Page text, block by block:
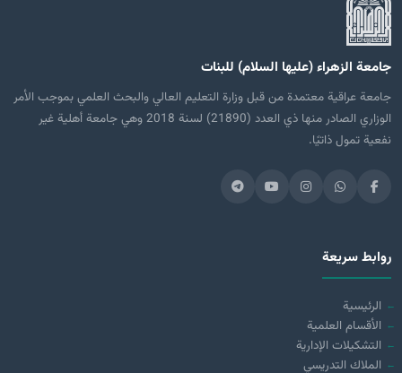
جامعة الزهراء (عليها السلام) للبنات
جامعة عراقية معتمدة من قبل وزارة التعليم العالي والبحث العلمي بموجب الأمر
الوزاري الصادر منها ذي العدد (21890) لسنة 2018 وهي جامعة أهلية غير
نفعية تمول ذاتيًا.
روابط سريعة
الرئيسية
الأقسام العلمية
التشكيلات الإدارية
الملاك التدريسي